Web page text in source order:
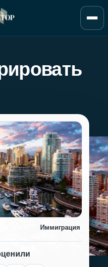
Иммиграция